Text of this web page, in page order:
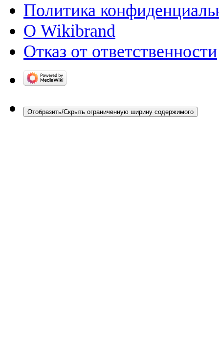
Политика
О Wikibrand
Отказ от ответственности
Отобразить/Скрыть ограниченную ширину содержимого